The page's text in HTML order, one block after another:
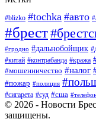
#blizko #tochka #авто
#брест
#гродно #дальнобойщик
#китай #контрабанда #кража
#мошенничество #налог
#пожар #полиция
#сигарета #суд #сша
© 2026 - Новости
защищены.